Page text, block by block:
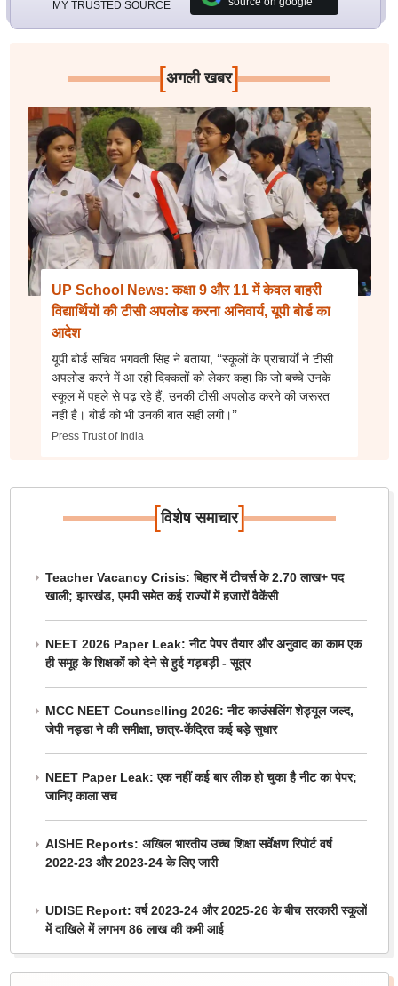
MY TRUSTED SOURCE
[अगली खबर]
UP School News: कक्षा 9 और 11 में केवल बाहरी
विद्यार्थियों की टीसी अपलोड करना अनिवार्य, यूपी बोर्ड का
आदेश
यूपी बोर्ड सचिव भगवती सिंह ने बताया, ‘‘स्कूलों के प्राचार्यों ने टीसी
अपलोड करने में आ रही दिक्कतों को लेकर कहा कि जो बच्चे उनके
स्कूल में पहले से पढ़ रहे हैं, उनकी टीसी अपलोड करने की जरूरत
नहीं है। बोर्ड को भी उनकी बात सही लगी।’’
Press Trust of India
[विशेष समाचार]
Teacher Vacancy Crisis: बिहार में टीचर्स के 2.70 लाख+ पद
खाली; झारखंड, एमपी समेत कई राज्यों में हजारों वैकेंसी
NEET 2026 Paper Leak: नीट पेपर तैयार और अनुवाद का काम एक
ही समूह के शिक्षकों को देने से हुई गड़बड़ी - सूत्र
MCC NEET Counselling 2026: नीट काउंसलिंग शेड्यूल जल्द,
जेपी नड्डा ने की समीक्षा, छात्र-केंद्रित कई बड़े सुधार
NEET Paper Leak: एक नहीं कई बार लीक हो चुका है नीट का पेपर;
जानिए काला सच
AISHE Reports: अखिल भारतीय उच्च शिक्षा सर्वेक्षण रिपोर्ट वर्ष
2022-23 और 2023-24 के लिए जारी
UDISE Report: वर्ष 2023-24 और 2025-26 के बीच सरकारी स्कूलों
में दाखिले में लगभग 86 लाख की कमी आई